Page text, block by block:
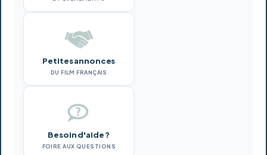
Petites annonces
DU FILM FRANÇAIS
Besoin d'aide ?
FOIRE AUX QUESTIONS